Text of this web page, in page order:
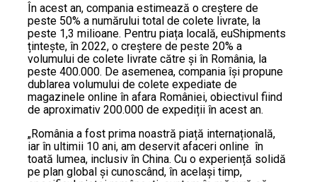
În acest an, compania estimează o creștere de
peste 50% a numărului total de colete livrate, la
peste 1,3 milioane. Pentru piața locală, euShipments
țintește, în 2022, o creștere de peste 20% a
volumului de colete livrate către și în România, la
peste 400.000. De asemenea, compania își propune
dublarea volumului de colete expediate de
magazinele online în afara României, obiectivul fiind
de aproximativ 200.000 de expediții în acest an.
„România a fost prima noastră piață internațională,
iar în ultimii 10 ani, am deservit afaceri online în
toată lumea, inclusiv în China. Cu o experiență solidă
pe plan global și cunoscând, în același timp,